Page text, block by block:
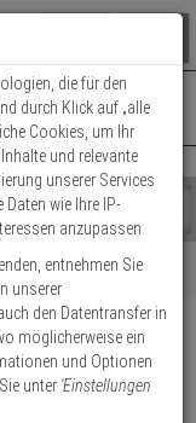
momentan leer.
Fertig
8:00 - 14:00 Uhr
die für den
durch Klick auf „alle
Cookies, um Ihr
und relevante
unserer Services
wie Ihre IP-
anzupassen.
entnehmen Sie
unserer
den Datentransfer in
möglicherweise ein
und Optionen
unter 'Einstellungen